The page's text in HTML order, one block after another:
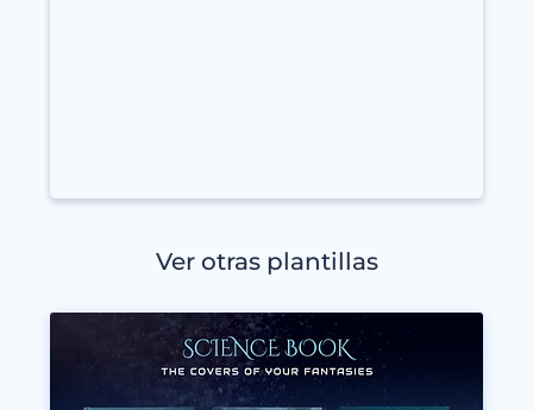
Ver otras plantillas